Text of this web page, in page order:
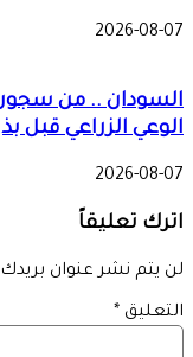
2026-08-07
السودان .. من سجون
الوعي الزراعي قبل
2026-08-07
اترك تعليقاً
لن يتم نشر عنوان بريدك
التعليق *